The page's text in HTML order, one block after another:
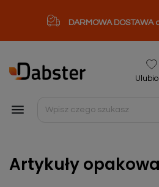
DARMOWA DOSTAWA

Artykuły